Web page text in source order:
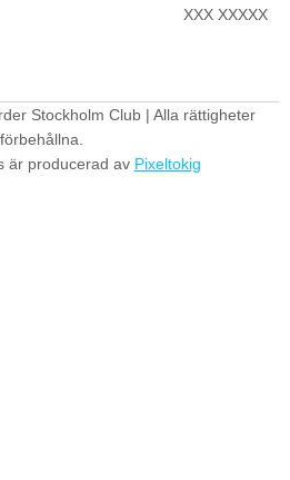
XXX XXXXX
Stockholm Club | Alla rättigheter
förbehållna.
är producerad av Pixeltokig